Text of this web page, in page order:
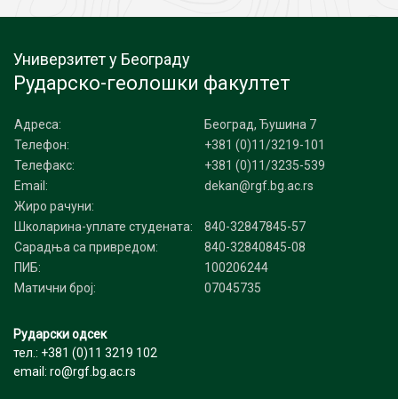
Универзитет у Београду
Рударско-геолошки факултет
Адреса:
Београд, Ђушина 7
Телефон:
+381 (0)11/3219-101
Телефакс:
+381 (0)11/3235-539
Email:
dekan@rgf.bg.ac.rs
Жиро рачуни:
Школарина-уплате студената:
840-32847845-57
Сарадња са привредом:
840-32840845-08
ПИБ:
100206244
Матични број:
07045735
Рударски одсек
тел.: +381 (0)11 3219 102
email: ro@rgf.bg.ac.rs